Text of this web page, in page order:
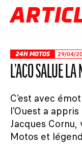
24H MOTOS 29/04/
L’ACO SALUE
C’est avec
l’Ouest a
Jacques
Motos et